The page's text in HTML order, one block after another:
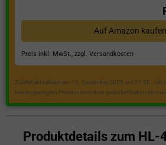
Auf Amazon
Preis inkl. MwSt., zzgl. Versandkosten
Zuletzt aktualisiert am 18. Dezember 2023 um 21:50 . Ich
hier angezeigten Preise inzwischen geändert haben
Produktdetails zum HL-